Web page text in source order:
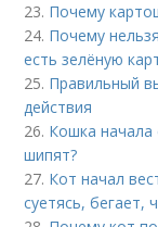
23. Почему
24. Почему
есть зелёную
25. Правильный
действия
26. Кошка начала
шипят?
27. Кот начал
суетясь, бегает,